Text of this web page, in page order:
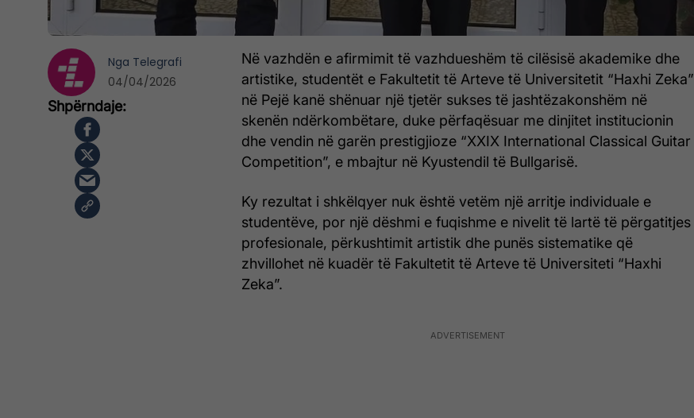
Në vazhdën e afirmimit të vazhdueshëm të cilësisë akademike dhe
artistike, studentët e Fakultetit të Arteve të Universitetit “Haxhi Zeka”
në Pejë kanë shënuar një tjetër sukses të jashtëzakonshëm në
skenën ndërkombëtare, duke përfaqësuar me dinjitet institucionin
dhe vendin në garën prestigjioze “XXIX International Classical Guitar
Competition”, e mbajtur në Kyustendil të Bullgarisë.
Ky rezultat i shkëlqyer nuk është vetëm një arritje individuale e
studentëve, por një dëshmi e fuqishme e nivelit të lartë të përgatitjes
profesionale, përkushtimit artistik dhe punës sistematike që
zhvillohet në kuadër të Fakultetit të Arteve të Universiteti “Haxhi
Zeka”.
Nga Telegrafi
04/04/2026